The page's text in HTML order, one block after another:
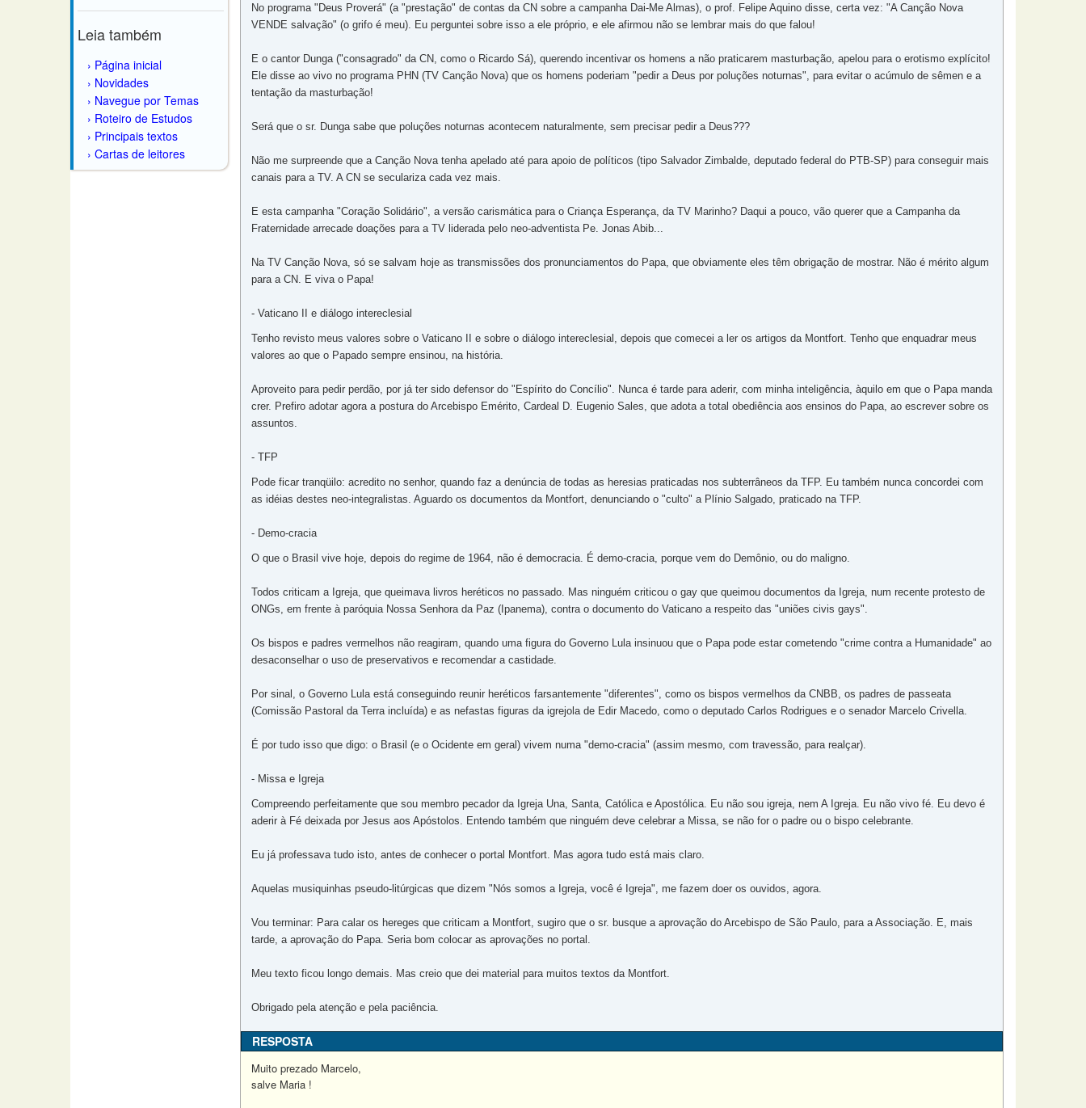
Leia também
Página inicial
Novidades
Navegue por Temas
Roteiro de Estudos
Principais textos
Cartas de leitores
No programa "Deus Proverá" (a "prestação" de contas da CN sobre a campanha Dai-Me Almas), o prof. Felipe Aquino disse, certa vez: "A Canção Nova
VENDE salvação" (o grifo é meu). Eu perguntei sobre isso a ele próprio, e ele afirmou não se lembrar mais do que falou!
E o cantor Dunga ("consagrado" da CN, como o Ricardo Sá), querendo incentivar os homens a não praticarem masturbação, apelou para o erotismo explícito!
Ele disse ao vivo no programa PHN (TV Canção Nova) que os homens poderiam "pedir a Deus por poluções noturnas", para evitar o acúmulo de sêmen e a
tentação da masturbação!
Será que o sr. Dunga sabe que poluções noturnas acontecem naturalmente, sem precisar pedir a Deus???
Não me surpreende que a Canção Nova tenha apelado até para apoio de políticos (tipo Salvador Zimbalde, deputado federal do PTB-SP) para conseguir mais
canais para a TV. A CN se seculariza cada vez mais.
E esta campanha "Coração Solidário", a versão carismática para o Criança Esperança, da TV Marinho? Daqui a pouco, vão querer que a Campanha da
Fraternidade arrecade doações para a TV liderada pelo neo-adventista Pe. Jonas Abib...
Na TV Canção Nova, só se salvam hoje as transmissões dos pronunciamentos do Papa, que obviamente eles têm obrigação de mostrar. Não é mérito algum
para a CN. E viva o Papa!
- Vaticano II e diálogo intereclesial
Tenho revisto meus valores sobre o Vaticano II e sobre o diálogo intereclesial, depois que comecei a ler os artigos da Montfort. Tenho que enquadrar meus
valores ao que o Papado sempre ensinou, na história.
Aproveito para pedir perdão, por já ter sido defensor do "Espírito do Concílio". Nunca é tarde para aderir, com minha inteligência, àquilo em que o Papa manda
crer. Prefiro adotar agora a postura do Arcebispo Emérito, Cardeal D. Eugenio Sales, que adota a total obediência aos ensinos do Papa, ao escrever sobre os
assuntos.
- TFP
Pode ficar tranqüilo: acredito no senhor, quando faz a denúncia de todas as heresias praticadas nos subterrâneos da TFP. Eu também nunca concordei com
as idéias destes neo-integralistas. Aguardo os documentos da Montfort, denunciando o "culto" a Plínio Salgado, praticado na TFP.
- Demo-cracia
O que o Brasil vive hoje, depois do regime de 1964, não é democracia. É demo-cracia, porque vem do Demônio, ou do maligno.
Todos criticam a Igreja, que queimava livros heréticos no passado. Mas ninguém criticou o gay que queimou documentos da Igreja, num recente protesto de
ONGs, em frente à paróquia Nossa Senhora da Paz (Ipanema), contra o documento do Vaticano a respeito das "uniões civis gays".
Os bispos e padres vermelhos não reagiram, quando uma figura do Governo Lula insinuou que o Papa pode estar cometendo "crime contra a Humanidade" ao
desaconselhar o uso de preservativos e recomendar a castidade.
Por sinal, o Governo Lula está conseguindo reunir heréticos farsantemente "diferentes", como os bispos vermelhos da CNBB, os padres de passeata
(Comissão Pastoral da Terra incluída) e as nefastas figuras da igrejola de Edir Macedo, como o deputado Carlos Rodrigues e o senador Marcelo Crivella.
É por tudo isso que digo: o Brasil (e o Ocidente em geral) vivem numa "demo-cracia" (assim mesmo, com travessão, para realçar).
- Missa e Igreja
Compreendo perfeitamente que sou membro pecador da Igreja Una, Santa, Católica e Apostólica. Eu não sou igreja, nem A Igreja. Eu não vivo fé. Eu devo é
aderir à Fé deixada por Jesus aos Apóstolos. Entendo também que ninguém deve celebrar a Missa, se não for o padre ou o bispo celebrante.
Eu já professava tudo isto, antes de conhecer o portal Montfort. Mas agora tudo está mais claro.
Aquelas musiquinhas pseudo-litúrgicas que dizem "Nós somos a Igreja, você é Igreja", me fazem doer os ouvidos, agora.
Vou terminar: Para calar os hereges que criticam a Montfort, sugiro que o sr. busque a aprovação do Arcebispo de São Paulo, para a Associação. E, mais
tarde, a aprovação do Papa. Seria bom colocar as aprovações no portal.
Meu texto ficou longo demais. Mas creio que dei material para muitos textos da Montfort.
Obrigado pela atenção e pela paciência.
RESPOSTA
Muito prezado Marcelo,
salve Maria !